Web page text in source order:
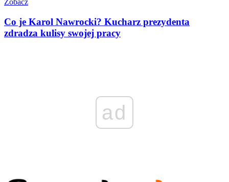
Zobacz
Co je Karol Nawrocki? Kucharz prezydenta
zdradza kulisy swojej pracy
ad